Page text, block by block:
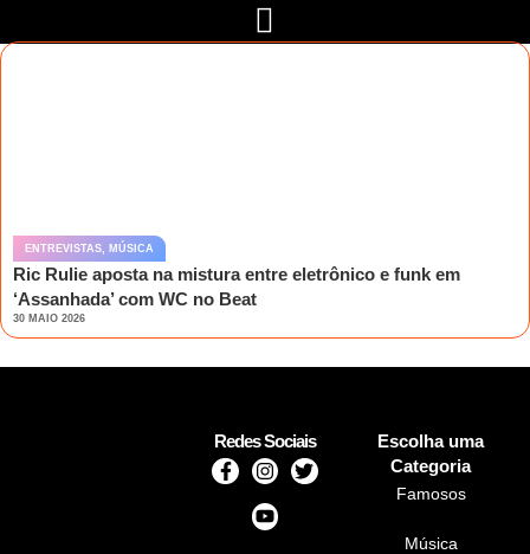
ENTREVISTAS, MÚSICA
Ric Rulie aposta na mistura entre eletrônico e funk em
‘Assanhada’ com WC no Beat
30 MAIO 2026
Redes Sociais
Escolha uma
Categoria
Famosos
Música